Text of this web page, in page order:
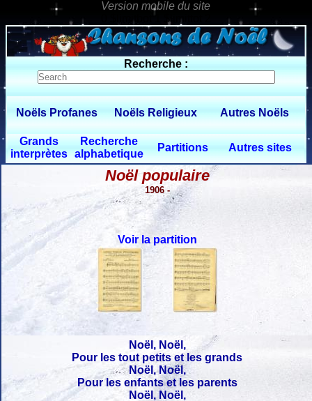
0 $limitbot 1 $limittot 2
Recherche :
Noëls Profanes Noëls Religieux Autres Noëls
Grands
interprètes
Recherche
alphabetique
Partitions Autres sites
Noël populaire
1906 -
Voir la partition
Noël, Noël,
Pour les tout petits et les grands
Noël, Noël,
Pour les enfants et les parents
Noël, Noël,